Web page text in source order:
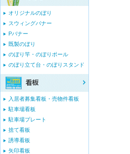
オリジナルのぼり
スウィングバナー
Pバナー
既製のぼり
のぼり竿・のぼりポール
のぼり立て台・のぼりスタンド
入居者募集看板・売物件看板
駐車場看板
駐車場プレート
捨て看板
誘導看板
矢印看板